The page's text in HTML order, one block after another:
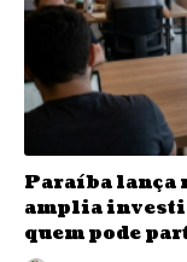
Paraíba lança
amplia
quem pode